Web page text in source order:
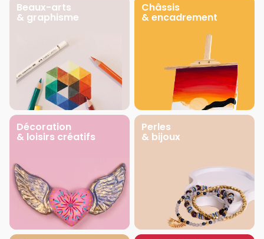
Beaux-arts
& graphisme
Châssis
& encadrement
Décoration
& loisirs créatifs
Perles
& bijoux